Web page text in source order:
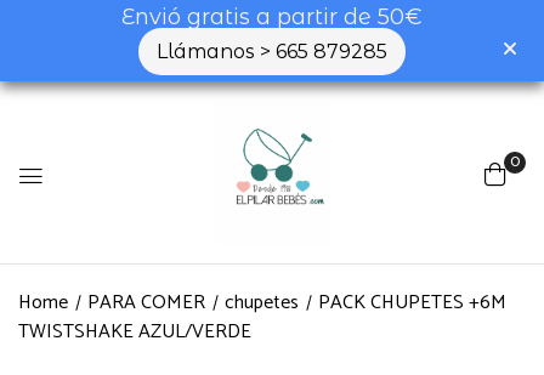
Envió gratis a partir de 50€
Llámanos > 665 879285
0
Home PARA COMER chupetes
PACK CHUPETES +6M
TWISTSHAKE AZUL/VERDE